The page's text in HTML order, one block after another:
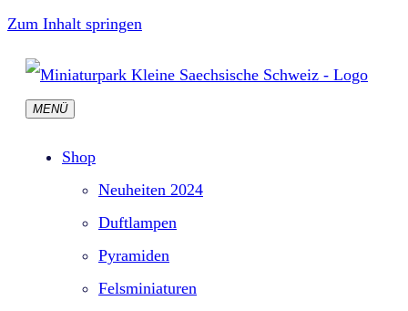
Zum Inhalt springen
MENÜ
Shop
Neuheiten 2024
Duftlampen
Pyramiden
Felsminiaturen